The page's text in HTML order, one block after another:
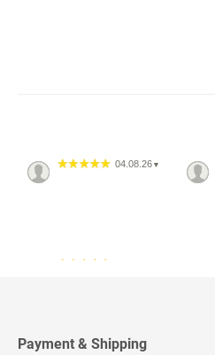
04.08.26 ▼
Payment & Shipping